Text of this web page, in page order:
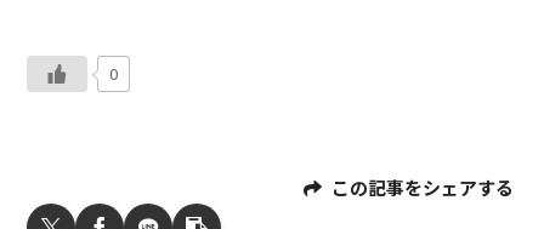
0
この記事をシェアする